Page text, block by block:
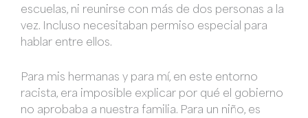
escuelas, ni reunirse con más de dos personas a la
vez. Incluso necesitaban permiso especial para
hablar entre ellos.
Para mis hermanas y para mí, en este entorno
racista, era imposible explicar por qué el gobierno
no aprobaba a nuestra familia. Para un niño, es